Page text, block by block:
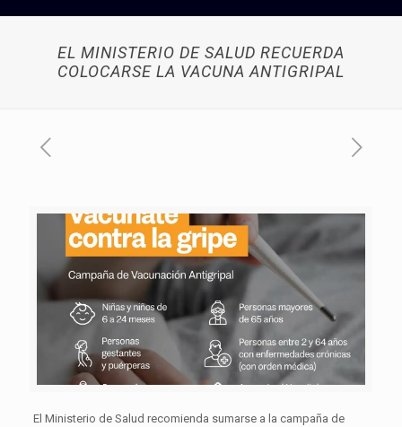
EL MINISTERIO DE SALUD RECUERDA
COLOCARSE LA VACUNA ANTIGRIPAL
El Ministerio de Salud recomienda sumarse a la campaña de